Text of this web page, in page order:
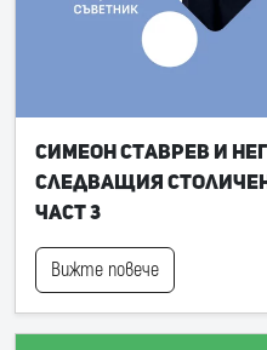
Симеон Ставрев и
следващия
част 3
Вижте повече